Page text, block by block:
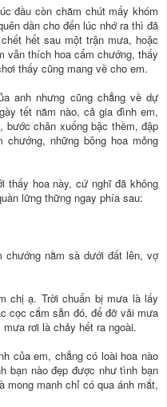
đầu còn chăm chút mấy khóm
dần cho đến lúc nhớ ra thì đã
hết sau một trận mưa, hoặc
vẫn thích hoa cẩm chướng, thấy
thấy cũng mang về cho em.
anh nhưng cũng chẳng về dự
tết năm nào, cả gia đình em,
bước chân xuống bậc thềm, đập
những bông hoa mỏng
thấy hoa này, cứ nghĩ đã không
lững thững ngay phía sau:
chướng nằm sà dưới đất lên, vợ
chị ạ. Trời chuẩn bị mưa là lấy
cọc cắm sẵn đó, để đỡ vải mưa
rơi là chảy hết ra ngoài.
của em, chẳng có loài hoa nào
bạn nào đẹp được như tình bạn
mong manh chỉ có qua ánh mắt,